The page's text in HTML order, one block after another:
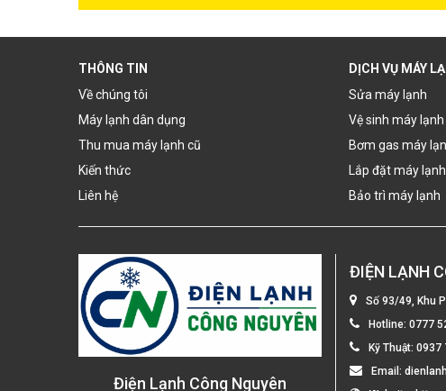
THÔNG TIN
Về chúng tôi
Máy lạnh dân dụng
Thu mua máy lạnh cũ
Kiến thức
Liên hệ
DỊCH VỤ MÁY
Sửa máy lạnh
Vệ sinh máy lạnh
Bơm gas máy
Lắp đặt máy lạnh
Bảo trì máy lạnh
Điện Lạnh Công Nguyên
ĐIỆN LẠNH
Số 93/49, Khu
Hotline: 0777
Kỹ Thuật: 0937
Email: